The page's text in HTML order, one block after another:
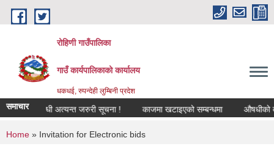
Skip to main content
रोहिणी गाउँपालिका
गाउँ कार्यपालिकाको कार्यालय
धकधई, रुपन्देही लुम्बिनी प्रदेश
समाचार
सम्बन्धी अत्यन्त जरुरी सूचना ! काजमा खटाइएको सम्बन्धमा औषधीको
You are here
Home » Invitation for Electronic bids